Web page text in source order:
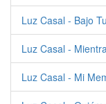
Luz Casal - Bajo
Luz Casal -
Luz Casal - Mi